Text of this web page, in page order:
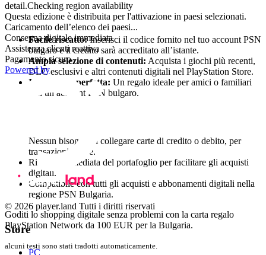
Caratteristiche principali
Facile riscatto:Inserisci il codice fornito nel tuo account PSN
bulgaro e il credito sarà accreditato all’istante.
Ampia selezione di contenuti: Acquista i giochi più recenti,
DLC esclusivi e altri contenuti digitali nel PlayStation Store.
Idea regalo perfetta: Un regalo ideale per amici o familiari
con un account PSN bulgaro.
Nessun bisogno di collegare carte di credito o debito, per
transazioni sicure.
Ricarica immediata del portafoglio per facilitare gli acquisti
digitali.
Compatibile con tutti gli acquisti e abbonamenti digitali nella
regione PSN Bulgaria.
Goditi lo shopping digitale senza problemi con la carta regalo
PlayStation Network da 100 EUR per la Bulgaria.
alcuni testi sono stati tradotti automaticamente.
detail.Checking region availability
Questa edizione è distribuita per l'attivazione in paesi selezionati.
Caricamento dell’elenco dei paesi...
Consegna digitale immediata
Assistenza clienti reattiva
Pagamento sicuro
Powered by
© 2026 player.land Tutti i diritti riservati
Store
PC